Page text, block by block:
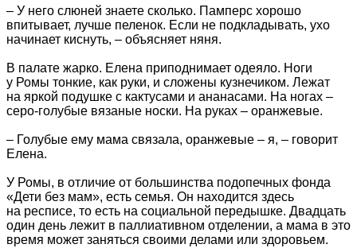
– У него слюней знаете сколько. Памперс хорошо
впитывает, лучше пеленок. Если не подкладывать, ухо
начинает киснуть, – объясняет няня.
В палате жарко. Елена приподнимает одеяло. Ноги
у Ромы тонкие, как руки, и сложены кузнечиком. Лежат
на яркой подушке с кактусами и ананасами. На ногах –
серо-голубые вязаные носки. На руках – оранжевые.
– Голубые ему мама связала, оранжевые – я, – говорит
Елена.
У Ромы, в отличие от большинства подопечных фонда
«Дети без мам», есть семья. Он находится здесь
на респисе, то есть на социальной передышке. Двадцать
один день лежит в паллиативном отделении, а мама в это
время может заняться своими делами или здоровьем.